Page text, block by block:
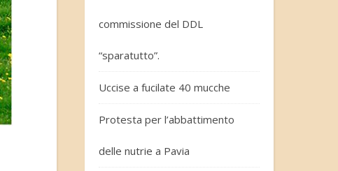
commissione del DDL
“sparatutto”.
Uccise a fucilate 40 mucche
Protesta per l’abbattimento
delle nutrie a Pavia